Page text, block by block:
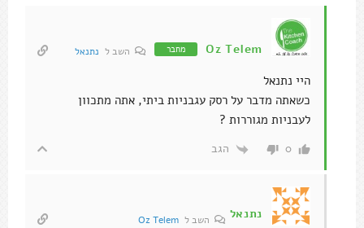
Oz Telem מחבר השב ל נתנאל
היי נתנאל
כשאתה מדבר על רסק עגבניות ביתי, אתה מתכוון
לעבניות מגוררות ?
0 הגב
נתנאל השב לOz Telem